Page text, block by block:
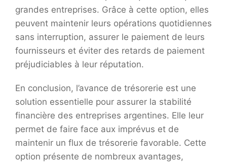
grandes entreprises. Grâce à cette option, elles
peuvent maintenir leurs opérations quotidiennes
sans interruption, assurer le paiement de leurs
fournisseurs et éviter des retards de paiement
préjudiciables à leur réputation.
En conclusion, l’avance de trésorerie est une
solution essentielle pour assurer la stabilité
financière des entreprises argentines. Elle leur
permet de faire face aux imprévus et de
maintenir un flux de trésorerie favorable. Cette
option présente de nombreux avantages,